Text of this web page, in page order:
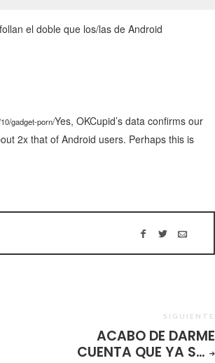
el doble que los/las de Android
gadget-porn/Yes, OKCupid’s data confirms our
2x that of Android users. Perhaps this is
SIGUIENTE
ACABO DE DARME
CUENTA QUE YA S…